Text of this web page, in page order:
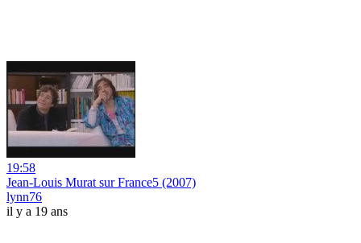
19:58
Jean-Louis Murat sur France5 (2007)
lynn76
il y a 19 ans